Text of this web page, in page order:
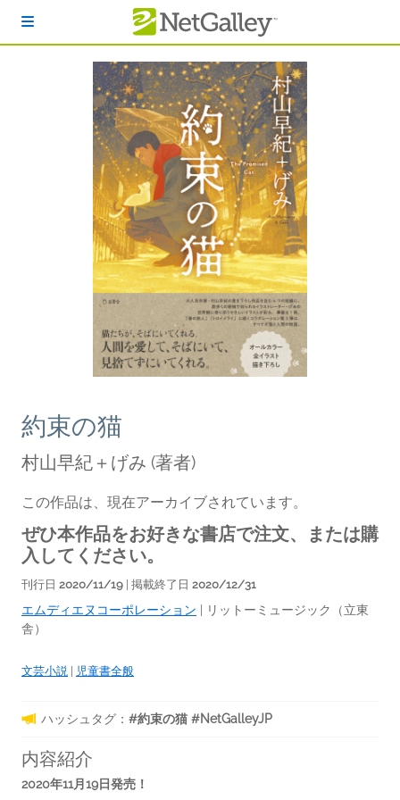
約束の猫
村山早紀＋げみ (著者)
この作品は、現在アーカイブされています。
ぜひ本作品をお好きな書店で注文、または購
入してください。
刊行日 2020/11/19 | 掲載終了日 2020/12/31
エムディエヌコーポレーション
リットーミュージック（立東
舎）
文芸小説 児童書全般
ハッシュタグ： #約束の猫 #NetGalleyJP
内容紹介
2020年11月19日発売！